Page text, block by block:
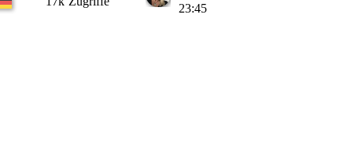
23:45